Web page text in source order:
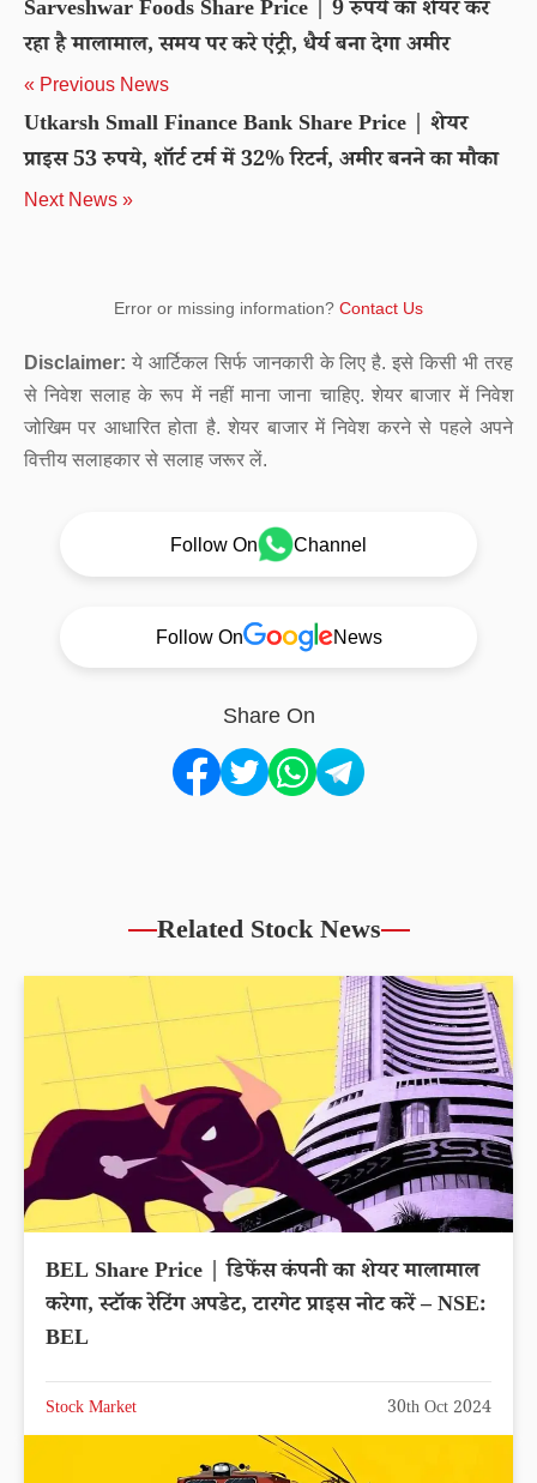
Sarveshwar Foods Share Price | 9 रुपये का शेयर कर
रहा है मालामाल, समय पर करे एंट्री, धैर्य बना देगा अमीर
« Previous News
Utkarsh Small Finance Bank Share Price | शेयर
प्राइस 53 रुपये, शॉर्ट टर्म में 32% रिटर्न, अमीर बनने का मौका
Next News »
Error or missing information? Contact Us
Disclaimer: ये आर्टिकल सिर्फ जानकारी के लिए है. इसे किसी भी तरह
से निवेश सलाह के रूप में नहीं माना जाना चाहिए. शेयर बाजार में निवेश
जोखिम पर आधारित होता है. शेयर बाजार में निवेश करने से पहले अपने
वित्तीय सलाहकार से सलाह जरूर लें.
Follow On Channel
Follow On News
Share On
Related Stock News
BEL Share Price | डिफेंस कंपनी का शेयर मालामाल
करेगा, स्टॉक रेटिंग अपडेट, टारगेट प्राइस नोट करें – NSE:
BEL
Stock Market 30th Oct 2024